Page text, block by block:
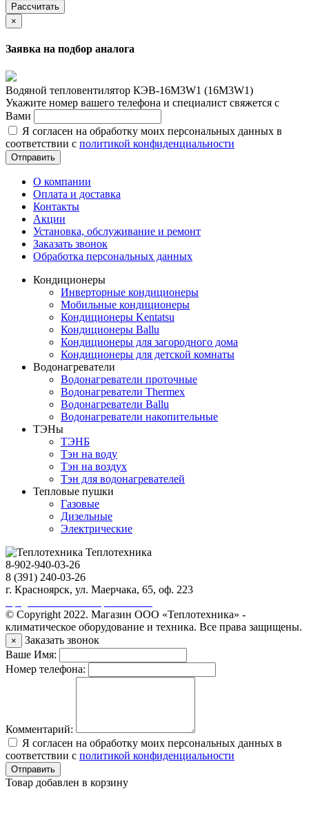
Рассчитать
×
Заявка на подбор аналога
Водяной тепловентилятор КЭВ-16М3W1 (16М3W1)
Укажите номер вашего телефона и специалист свяжется с
Вами
Я согласен на обработку моих персональных данных в
соответствии с политикой конфиденциальности
Отправить
О компании
Оплата и доставка
Контакты
Акции
Установка, обслуживание и ремонт
Заказать звонок
Обработка персональных данных
Кондиционеры
Инверторные кондиционеры
Мобильные кондиционеры
Кондиционеры Kentatsu
Кондиционеры Ballu
Кондиционеры для загородного дома
Кондиционеры для детской комнаты
Водонагреватели
Водонагреватели проточные
Водонагреватели Thermex
Водонагреватели Ballu
Водонагреватели накопительные
ТЭНы
ТЭНБ
Тэн на воду
Тэн на воздух
Тэн для водонагревателей
Тепловые пушки
Газовые
Дизельные
Электрические
Теплотехника
8-902-940-03-26
8 (391) 240-03-26
г. Красноярск, ул. Маерчака, 65, оф. 223
© Copyright 2022. Магазин ООО «Теплотехника» -
климатическое оборудование и техника. Все права защищены.
×
Заказать звонок
Ваше Имя:
Номер телефона:
Комментарий:
Я согласен на обработку моих персональных данных в
соответствии с политикой конфиденциальности
Отправить
Товар добавлен в корзину